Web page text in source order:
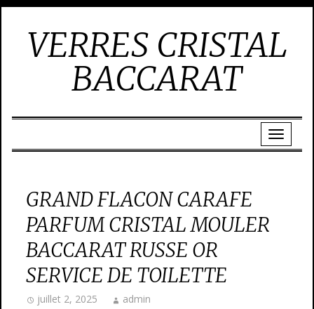
VERRES CRISTAL
BACCARAT
GRAND FLACON CARAFE
PARFUM CRISTAL MOULER
BACCARAT RUSSE OR
SERVICE DE TOILETTE
juillet 2, 2025 admin